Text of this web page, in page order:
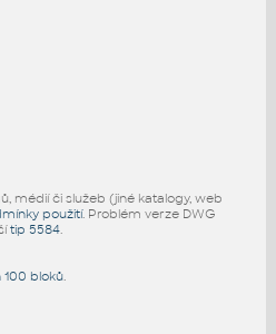
médií či služeb (jiné katalogy, web
použití. Problém verze DWG
tip 5584.
100 bloků.